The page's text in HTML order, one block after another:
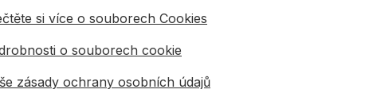
výběru je jedním z hlavních rozhodnutí způsob napájení.
elektrický hoblík nabízí maximální mobilitu a je
mimo dílny. Kompaktní modely bývají lehčí a často mají
elektrický hoblík poskytuje stabilní výkon během
si více o souborech Cookies
o souborech cookie
zásady ochrany osobních údajů